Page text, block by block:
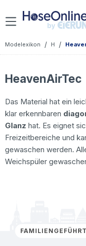
Zum Hauptinhalt
Modelexikon / H /
HeavenAirTec
Das Material hat ein
klar erkennbaren
Glanz hat. Es eignet
Freizeitbereiche und
gewaschen werden.
Weichspüler